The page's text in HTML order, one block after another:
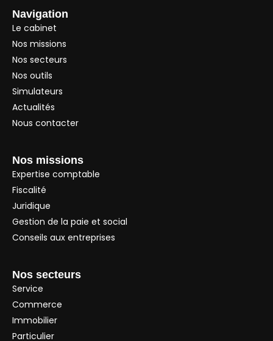
Navigation
Le cabinet
Nos missions
Nos secteurs
Nos outils
Simulateurs
Actualités
Nous contacter
Nos missions
Expertise comptable
Fiscalité
Juridique
Gestion de la paie et social
Conseils aux entreprises
Nos secteurs
Service
Commerce
Immobilier
Particulier